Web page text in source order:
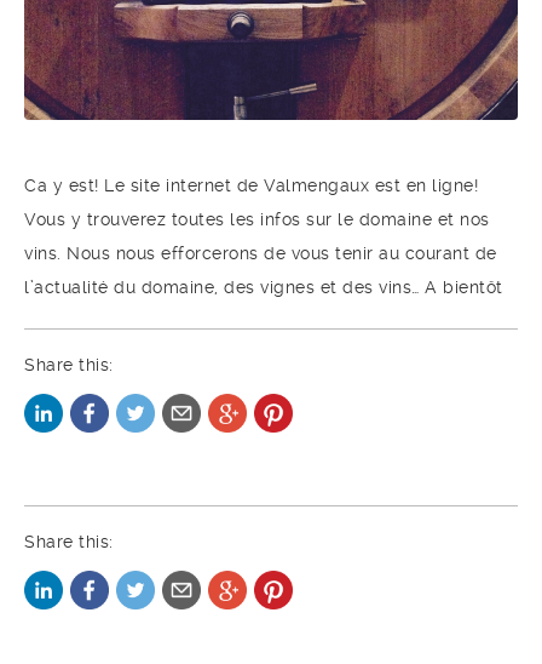
Ca y est! Le site internet de Valmengaux est en ligne!
Vous y trouverez toutes les infos sur le domaine et nos
vins. Nous nous efforcerons de vous tenir au courant de
l’actualité du domaine, des vignes et des vins… A bientôt
Share this:
Share this: